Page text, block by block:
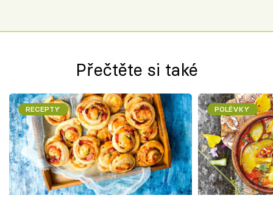
Přečtěte si také
RECEPTY POLÉVKY